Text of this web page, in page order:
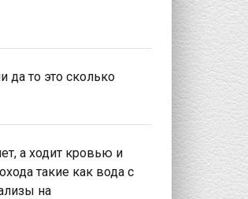
да то это сколько
а ходит кровью и
такие как вода с
на